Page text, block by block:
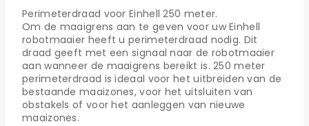
Perimeterdraad voor Einhell 250 meter.
Om de maaigrens aan te geven voor uw Einhell
robotmaaier heeft u perimeterdraad nodig. Dit
draad geeft met een signaal naar de robotmaaier
aan wanneer de maaigrens bereikt is. 250 meter
perimeterdraad is ideaal voor het uitbreiden van de
bestaande maaizones, voor het uitsluiten van
obstakels of voor het aanleggen van nieuwe
maaizones.